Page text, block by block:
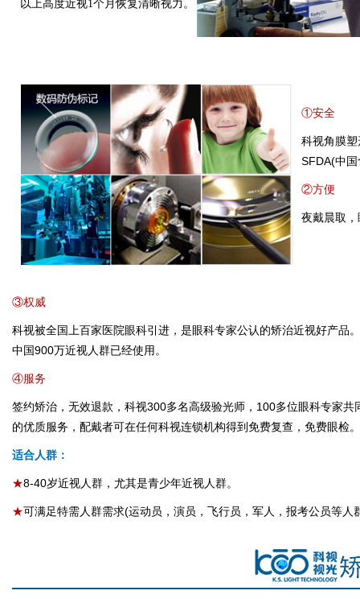
以上高度近视1个月恢复清晰视力。
①安全
科视角膜
SFDA(中
②方便
夜戴晨取
③权威
科视被全国上百家医院眼科引进，是眼科专家公认的矫治近视好产品
中国900万近视人群已经使用。
④服务
签约矫治，无效退款，科视300多名高级验光师，100多位眼科专家共
的优质服务，配戴者可在任何科视连锁机构得到免费复查，免费眼检。
适合人群：
★8-40岁近视人群，尤其是青少年近视人群。
★可满足特需人群需求(运动员，演员，飞行员，军人，报考公员等人